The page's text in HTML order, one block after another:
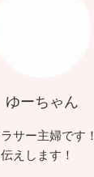
ゆーちゃん
サー主婦です！
えします！